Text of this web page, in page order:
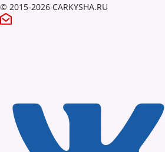
© 2015-2026 CARKYSHA.RU